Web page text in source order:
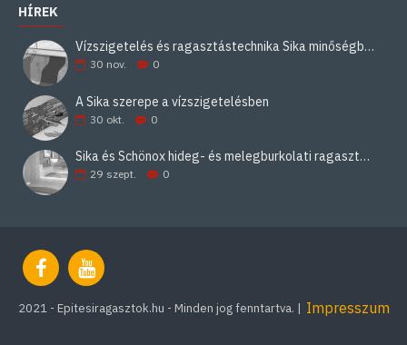
HÍREK
Vízszigetelés és ragasztástechnika Sika minőségben
30 nov. 0
A Sika szerepe a vízszigetelésben
30 okt. 0
Sika és Schönox hideg- és melegburkolati ragasztási rendszerek
29 szept. 0
2021 - Epitesiragasztok.hu - Minden jog fenntartva. | Impresszum